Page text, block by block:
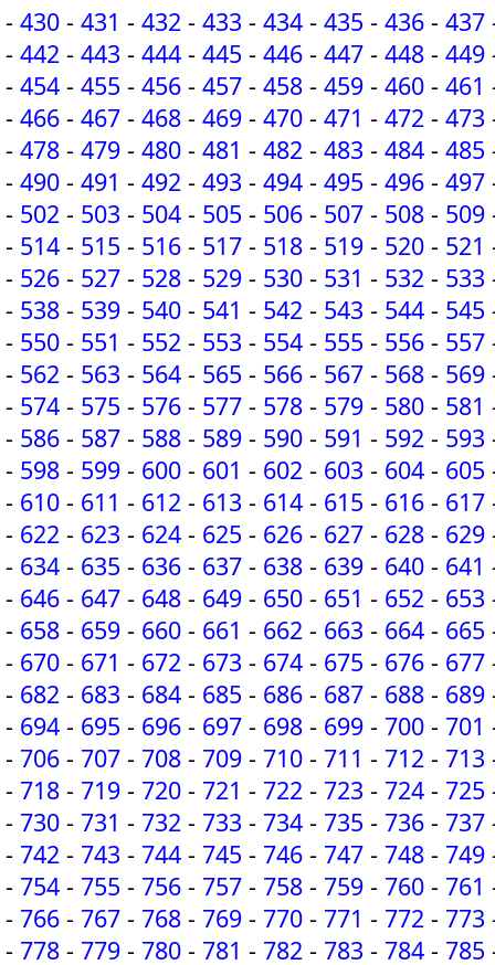
- 430 - 431 - 432 - 433 - 434 - 435 - 436 - 437
- 442 - 443 - 444 - 445 - 446 - 447 - 448 - 449
- 454 - 455 - 456 - 457 - 458 - 459 - 460 - 461
- 466 - 467 - 468 - 469 - 470 - 471 - 472 - 473
- 478 - 479 - 480 - 481 - 482 - 483 - 484 - 485
- 490 - 491 - 492 - 493 - 494 - 495 - 496 - 497
- 502 - 503 - 504 - 505 - 506 - 507 - 508 - 509
- 514 - 515 - 516 - 517 - 518 - 519 - 520 - 521
- 526 - 527 - 528 - 529 - 530 - 531 - 532 - 533
- 538 - 539 - 540 - 541 - 542 - 543 - 544 - 545
- 550 - 551 - 552 - 553 - 554 - 555 - 556 - 557
- 562 - 563 - 564 - 565 - 566 - 567 - 568 - 569
- 574 - 575 - 576 - 577 - 578 - 579 - 580 - 581
- 586 - 587 - 588 - 589 - 590 - 591 - 592 - 593
- 598 - 599 - 600 - 601 - 602 - 603 - 604 - 605
- 610 - 611 - 612 - 613 - 614 - 615 - 616 - 617
- 622 - 623 - 624 - 625 - 626 - 627 - 628 - 629
- 634 - 635 - 636 - 637 - 638 - 639 - 640 - 641
- 646 - 647 - 648 - 649 - 650 - 651 - 652 - 653
- 658 - 659 - 660 - 661 - 662 - 663 - 664 - 665
- 670 - 671 - 672 - 673 - 674 - 675 - 676 - 677
- 682 - 683 - 684 - 685 - 686 - 687 - 688 - 689
- 694 - 695 - 696 - 697 - 698 - 699 - 700 - 701
- 706 - 707 - 708 - 709 - 710 - 711 - 712 - 713
- 718 - 719 - 720 - 721 - 722 - 723 - 724 - 725
- 730 - 731 - 732 - 733 - 734 - 735 - 736 - 737
- 742 - 743 - 744 - 745 - 746 - 747 - 748 - 749
- 754 - 755 - 756 - 757 - 758 - 759 - 760 - 761
- 766 - 767 - 768 - 769 - 770 - 771 - 772 - 773
- 778 - 779 - 780 - 781 - 782 - 783 - 784 - 785